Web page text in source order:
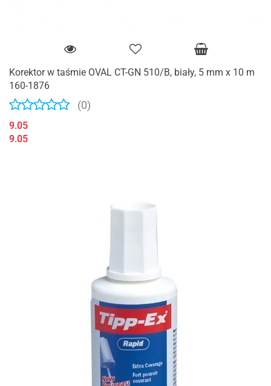
Korektor w taśmie OVAL CT-GN 510/B, biały, 5 mm x 10 m
160-1876
(0)
9.05
9.05